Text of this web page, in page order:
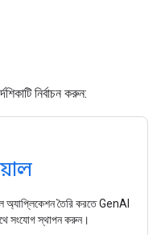
নির্বাচন করুন:
অ্যাপ্লিকেশন তৈরি করতে GenAI
সংযোগ স্থাপন করুন।